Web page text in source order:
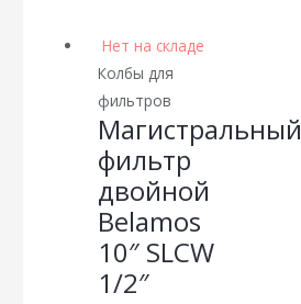
Нет на складе
Колбы для
фильтров
Магистральный
фильтр
двойной
Belamos
10″ SLCW
1/2″